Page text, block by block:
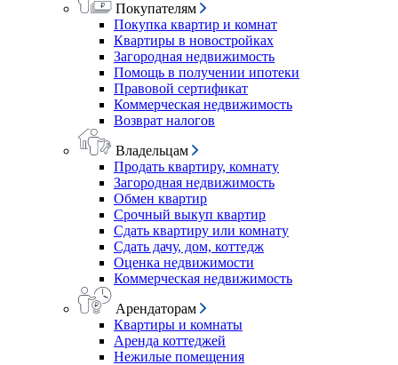
Покупателям
Покупка квартир и комнат
Квартиры в новостройках
Загородная недвижимость
Помощь в получении ипотеки
Правовой сертификат
Коммерческая недвижимость
Возврат налогов
Владельцам
Продать квартиру, комнату
Загородная недвижимость
Обмен квартир
Срочный выкуп квартир
Сдать квартиру или комнату
Сдать дачу, дом, коттедж
Оценка недвижимости
Коммерческая недвижимость
Арендаторам
Квартиры и комнаты
Аренда коттеджей
Нежилые помещения